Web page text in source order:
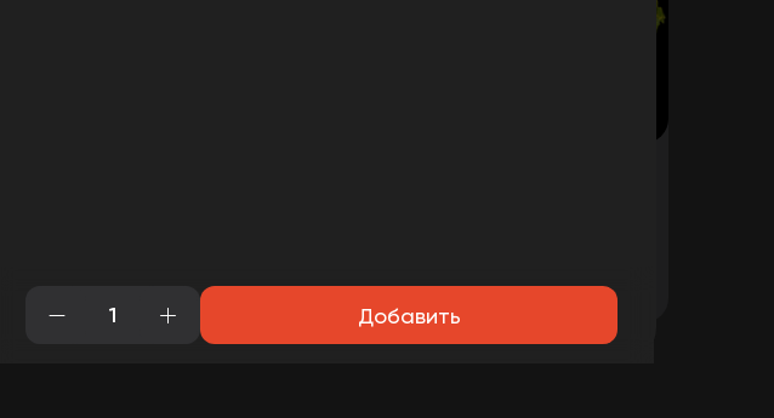
салата, луковые кольца, соус
барбекю.
лук, два фирменных соуса
Добавить